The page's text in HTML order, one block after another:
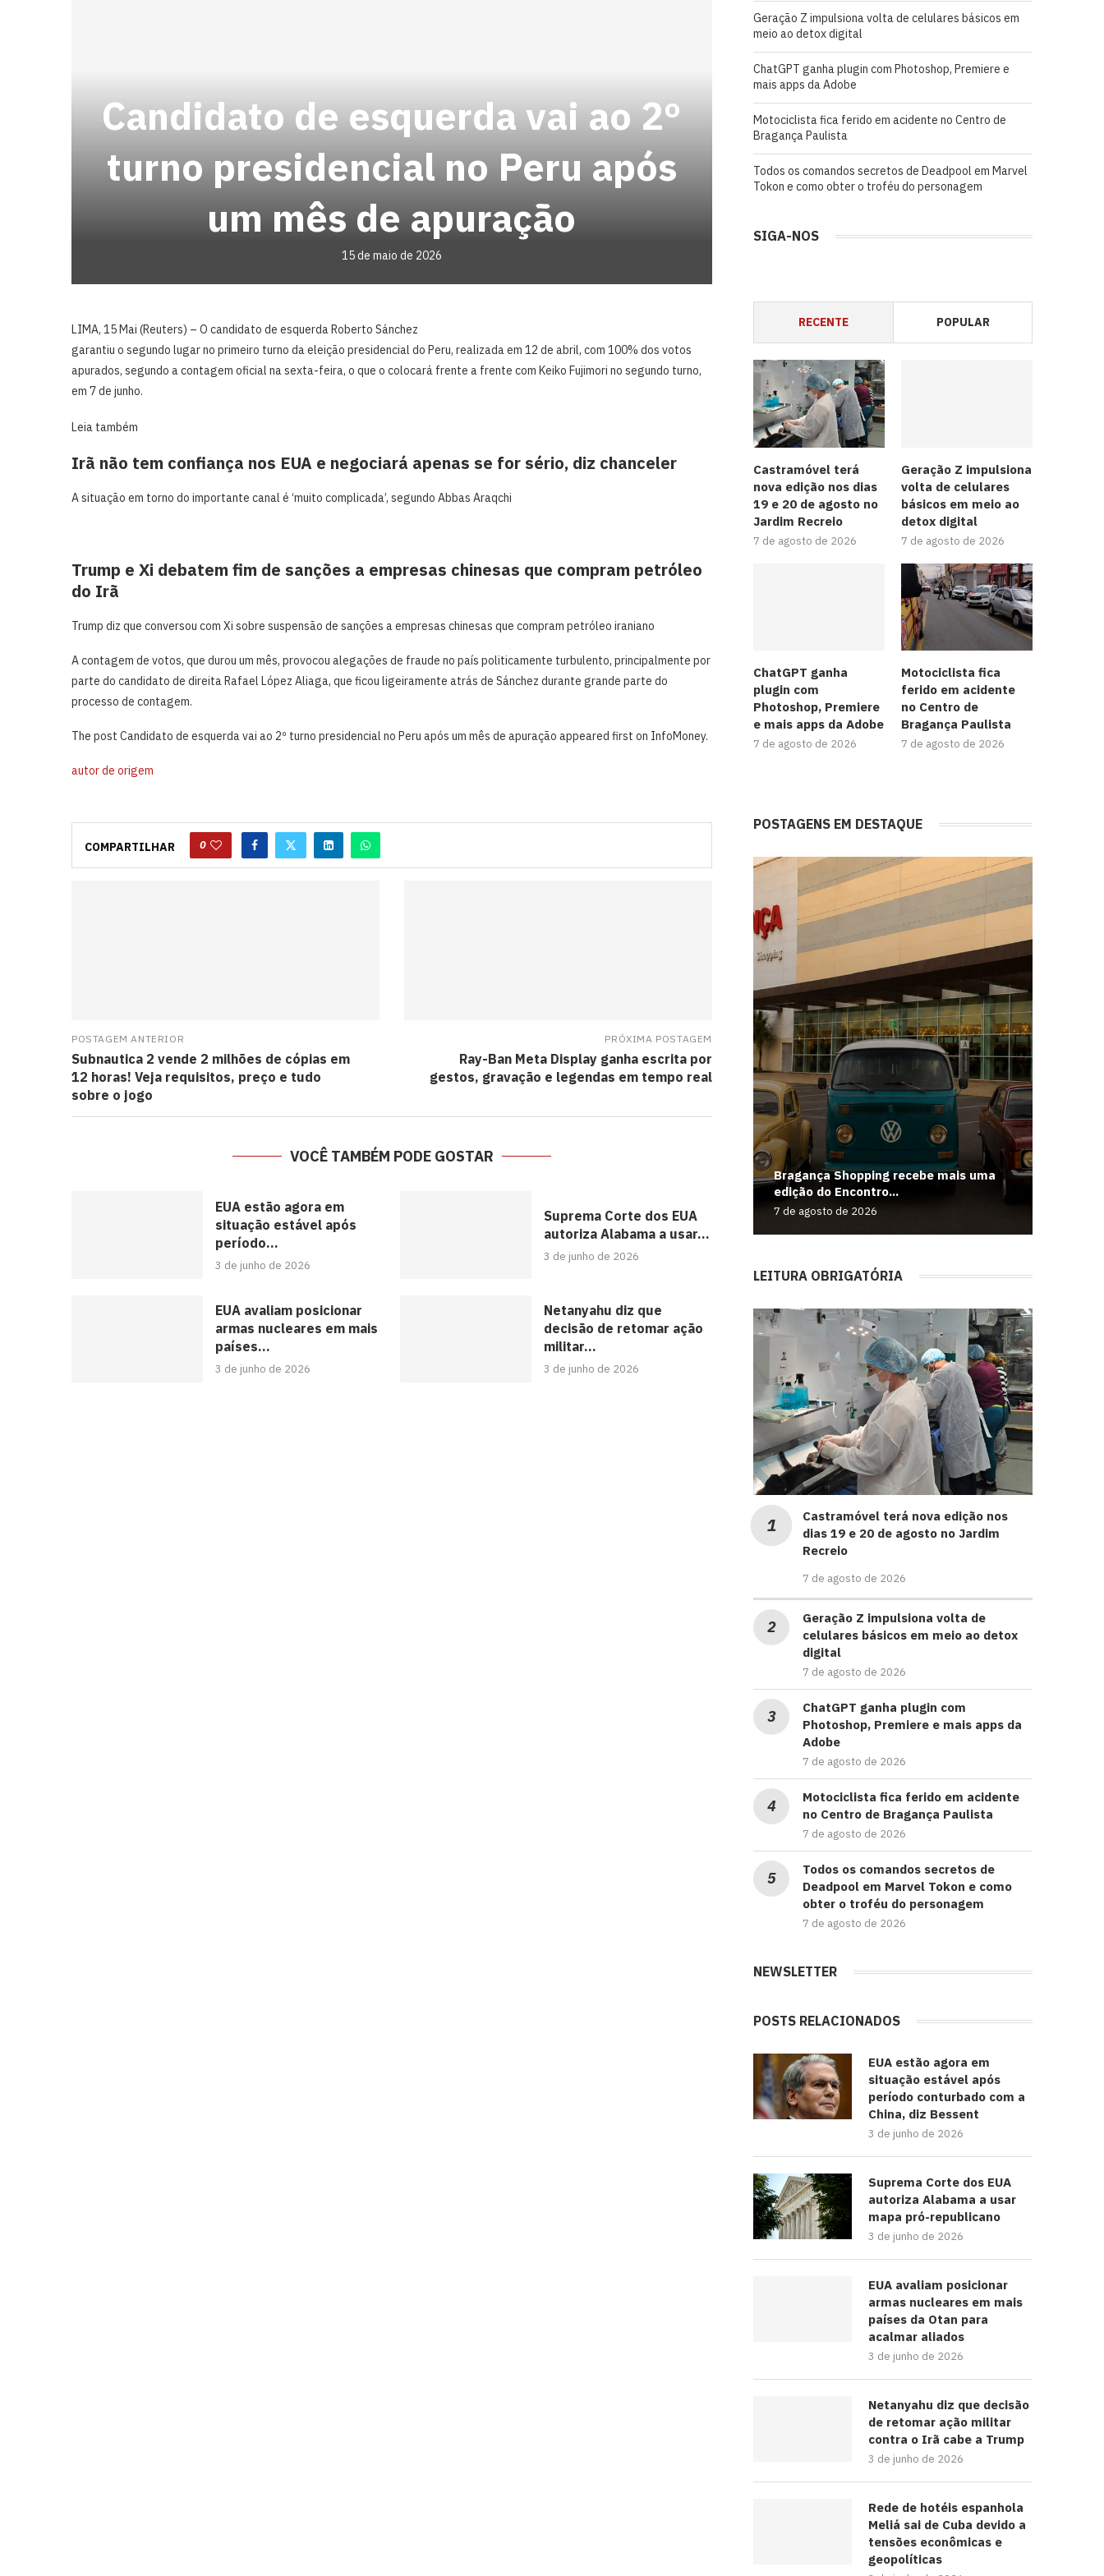
Candidato de esquerda vai ao 2º
turno presidencial no Peru após
um mês de apuração
15 de maio de 2026
LIMA, 15 ⁠Mai (Reuters) – O ⁠candidato de esquerda ‌Roberto Sánchez
garantiu o segundo ‌lugar no primeiro turno da eleição presidencial do Peru, realizada em ⁠12 ‌de abril, ⁠com 100% dos votos
apurados, segundo a contagem oficial na ​sexta-feira, o que o colocará frente ​a frente com Keiko Fujimori no segundo turno,
em ‌7 de ​junho.
Leia também
Irã não tem confiança nos EUA e negociará apenas se for sério, diz chanceler
A situação em torno do importante canal é ‘muito complicada’, segundo Abbas Araqchi
Trump e Xi debatem fim de sanções a empresas chinesas que compram petróleo
do Irã
Trump diz que conversou com Xi sobre suspensão de sanções a empresas chinesas que compram petróleo iraniano
A contagem de votos, que durou um ⁠mês, ​provocou ​alegações de fraude no ⁠país politicamente ​turbulento, principalmente por
parte do ​candidato de direita Rafael López Aliaga, ​que ⁠ficou ligeiramente atrás de ⁠Sánchez durante grande parte do
processo de contagem.
The post Candidato de esquerda vai ao 2º turno presidencial no Peru após um mês de apuração appeared first on InfoMoney.
autor de origem
COMPARTILHAR 0
POSTAGEM ANTERIOR
Subnautica 2 vende 2 milhões de cópias em
12 horas! Veja requisitos, preço e tudo
sobre o jogo
PRÓXIMA POSTAGEM
Ray-Ban Meta Display ganha escrita por
gestos, gravação e legendas em tempo real
VOCÊ TAMBÉM PODE GOSTAR
EUA estão agora em
situação estável após
período...
3 de junho de 2026
Suprema Corte dos EUA
autoriza Alabama a usar...
3 de junho de 2026
EUA avaliam posicionar
armas nucleares em mais
países...
3 de junho de 2026
Netanyahu diz que
decisão de retomar ação
militar...
3 de junho de 2026
Geração Z impulsiona volta de celulares básicos em
meio ao detox digital
ChatGPT ganha plugin com Photoshop, Premiere e
mais apps da Adobe
Motociclista fica ferido em acidente no Centro de
Bragança Paulista
Todos os comandos secretos de Deadpool em Marvel
Tokon e como obter o troféu do personagem
SIGA-NOS
RECENTE POPULAR
Castramóvel terá
nova edição nos dias
19 e 20 de agosto no
Jardim Recreio
7 de agosto de 2026
Geração Z impulsiona
volta de celulares
básicos em meio ao
detox digital
7 de agosto de 2026
ChatGPT ganha
plugin com
Photoshop, Premiere
e mais apps da Adobe
7 de agosto de 2026
Motociclista fica
ferido em acidente
no Centro de
Bragança Paulista
7 de agosto de 2026
POSTAGENS EM DESTAQUE
Bragança Shopping recebe mais uma
edição do Encontro...
7 de agosto de 2026
LEITURA OBRIGATÓRIA
Castramóvel terá nova edição nos
dias 19 e 20 de agosto no Jardim
Recreio
7 de agosto de 2026
Geração Z impulsiona volta de
celulares básicos em meio ao detox
digital
7 de agosto de 2026
ChatGPT ganha plugin com
Photoshop, Premiere e mais apps da
Adobe
7 de agosto de 2026
Motociclista fica ferido em acidente
no Centro de Bragança Paulista
7 de agosto de 2026
Todos os comandos secretos de
Deadpool em Marvel Tokon e como
obter o troféu do personagem
7 de agosto de 2026
NEWSLETTER
POSTS RELACIONADOS
EUA estão agora em
situação estável após
período conturbado com a
China, diz Bessent
3 de junho de 2026
Suprema Corte dos EUA
autoriza Alabama a usar
mapa pró-republicano
3 de junho de 2026
EUA avaliam posicionar
armas nucleares em mais
países da Otan para
acalmar aliados
3 de junho de 2026
Netanyahu diz que decisão
de retomar ação militar
contra o Irã cabe a Trump
3 de junho de 2026
Rede de hotéis espanhola
Meliá sai de Cuba devido a
tensões econômicas e
geopolíticas